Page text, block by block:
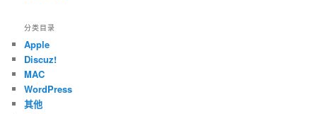
分类目录
Apple
Discuz!
MAC
WordPress
其他